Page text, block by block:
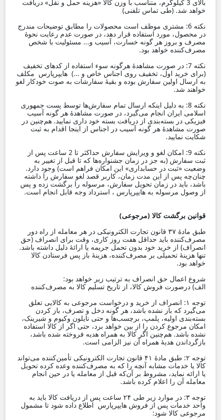
بالای 3 کیلوگرم، متناسب با وزن کالا «هزینه حمل و نقل» دریافت
خواهد شد. (طی تماس تلفنی)
نکته 6: مشتری موظف است محصولات را مطابق توضیحات مندرج
در محصول، مورد استفاده قرار دهد، در صورت عدم رعایت نحوۀ
مصرف و بروز هر گونه خسارت، آسیب و... مسئولیت با شخص
مصرف‌کننده خواهد بود.
نکته 7: در صورت مشاهدۀ هرگونه سوء استفاده از کدهای تخفیف
(برای خرید اول، تخفیف روی اجناس خاص و ...) هایپرپارس مکلف
به ارسال اولین سفارش بوده و بقیۀ سفارشات به صوت خودکار لغو
خواهند شد.
نکته 8: به دلیل اینکه ارسال تمام سفارش‌ها توسط پست جمهوری
اسلامی ایران انجام می‌گیرد، در صورت مشاهدۀ هر گونه آسیب
فیزیکی در بسته‌بندی از دریافت بسته خود داری نمایید. هم‌چنین در
صورت مشاهدۀ هر گونه آسیب در اجناس از اینجا اقدام به ثبت
شکایت نمایید.
نکته 9: امکان لغو و ویرایش سفارش حداکثر تا 2 ساعت پس از
ثبت سفارش (به جز در زمان جشنواره‌ها که تا قبل از تغییر به
وضعیت «ثبت در حسابداری» این امکان فراهم است) وجود دارد.
چنان‌چه پس از این مدت زمان، کاربر قصد لغو سفارش را داشته
باشد، باید در زمان تحویل سفارش، مرسوله را برگشت زده و پس
از وصول مرسوله به هایپرپارس ، استرداد وجه قابل انجام است.
قوانین برگشت کالا (مرجوعی)
طبق مادۀ ۳۷ قانون تجارت الکترونیکی در هر معامله از راه دور
مصرف‌کننده باید حداقل هفت روز کاری، وقت ‌برای انصراف (‌حق
انصراف) از خرید خود بدون تحمل جریمه یا ارائۀ دلیل داشته باشد.‌
تنها هزینۀ تحمیلی بر مصرف‌کننده، هزینۀ باز پس فرستادن کالا
خواهد بود.
شروع اعمال حق انصراف به ترتیب زیر خواهد بود:
الف) درصورت فروش کالا، از تاریخ تسلیم کالا به مصرف‌کننده
توجه ۱: انصراف از خرید و درخواست مرجوعی به کالایی تعلق
می‌گیرد که باز نشده باشد، هر گونه دخل و تصرف، باز کردن
بسته‌بندی اولیه، پلمپ، برچسب‌ها و حتی نایلون وکیوم و شیرینک،
امکان مرجوع کردن را از بین خواهد برد، حتی اگر از کالا استفاده‌
نشده باشد. هم‌چنین اگر کالا به‌ همراه هدیه فروخته‌ شده باشد،
بازگرداندن هدیۀ همراه آن نیز الزامی است.
توجه ۲: طبق مادۀ ۴۱ قانون تجارت الکترونیکی تأمین‌کننده می‌تواند
کالا یا خدمات مشابه آنچه را که به مصرف‌کننده وعده کرده تحویل
یا ارائه نماید، مشروط بر آن‌که قبل از معامله یا در حین انجام
معامله آن را اعلام کرده باشد.
توجه ۳: در موارد زیر طی ۲۴ ساعت پس از دریافت کالا باید به
واحد خدمات پس از فروش هایپرپارس اطلاع داده شود تا مشمول
مرجوعی کالا شود: